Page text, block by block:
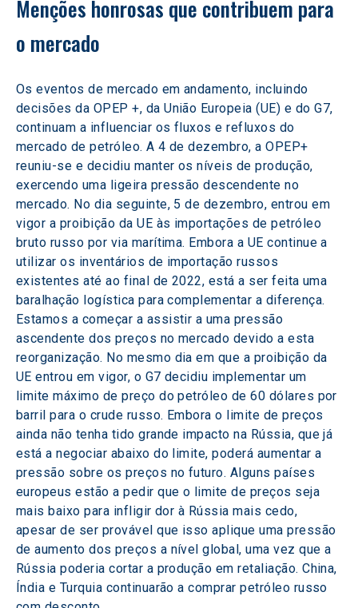
Menções honrosas que contribuem para
o mercado
Os eventos de mercado em andamento, incluindo
decisões da OPEP +, da União Europeia (UE) e do G7,
continuam a influenciar os fluxos e refluxos do
mercado de petróleo. A 4 de dezembro, a OPEP+
reuniu-se e decidiu manter os níveis de produção,
exercendo uma ligeira pressão descendente no
mercado. No dia seguinte, 5 de dezembro, entrou em
vigor a proibição da UE às importações de petróleo
bruto russo por via marítima. Embora a UE continue a
utilizar os inventários de importação russos
existentes até ao final de 2022, está a ser feita uma
baralhação logística para complementar a diferença.
Estamos a começar a assistir a uma pressão
ascendente dos preços no mercado devido a esta
reorganização. No mesmo dia em que a proibição da
UE entrou em vigor, o G7 decidiu implementar um
limite máximo de preço do petróleo de 60 dólares por
barril para o crude russo. Embora o limite de preços
ainda não tenha tido grande impacto na Rússia, que já
está a negociar abaixo do limite, poderá aumentar a
pressão sobre os preços no futuro. Alguns países
europeus estão a pedir que o limite de preços seja
mais baixo para infligir dor à Rússia mais cedo,
apesar de ser provável que isso aplique uma pressão
de aumento dos preços a nível global, uma vez que a
Rússia poderia cortar a produção em retaliação. China,
Índia e Turquia continuarão a comprar petróleo russo